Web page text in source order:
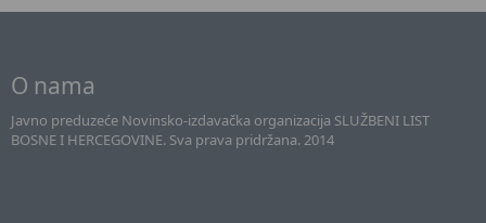
O nama
Javno preduzeće Novinsko-izdavačka organizacija SLUŽBENI LIST
BOSNE I HERCEGOVINE. Sva prava pridržana. 2014